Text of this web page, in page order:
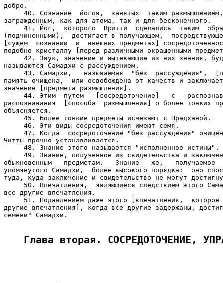
добро.
40. Сознание  йогов,  занятых  таким
загражденным, как для атома, так и для бесконечного.
41. Йог,  которого  Вритти  сделались  таким
(подчиненными),  достигает в получающем,
[сущем  сознании  и  внешних предметах]
подобно кристаллу [перед различными окрашенными
42. Звук, значение и вытекающие из них знания,
называются Самадхи с рассуждением.
43. Самадхи,   называемая  "без  рассуждения",
память очищена,  или освобождена от качеств и
значение [предмета размышления].
44. Этим  путем   [сосредоточение]   с
распознавания  [способа  размышления] о более тонких
объясняется.
     45. Более тонкие предметы исчезают с Прадханой.
     46. Эти виды сосредоточения имеют семя.
47. Когда  сосредоточение "без рассуждения"
Читты прочно устанавливается.
     48. Знание этого называется "исполненное истины".
49. Знание, полученное из свидетельства и
обыкновенным   предметам.   Знание   же,   получаемое
упомянутого Самадхи,  более высокого порядка:  оно
туда, куда заключение и свидетельство не могут
50. Впечатления,  являющиеся следствием этого
все другие впечатления.
51. Подавлением даже этого [впечатления,  которое
другие впечатления], когда все другие задержаны,
семени" Самадхи.
Глава вторая. СОСРЕДОТОЧЕНИЕ,